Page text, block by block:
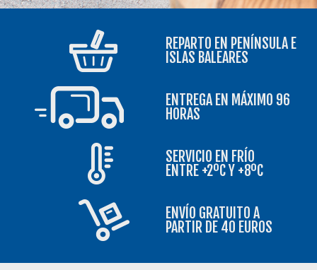
REPARTO EN PENÍNSULA E
ISLAS BALEARES
ENTREGA EN MÁXIMO 96
HORAS
SERVICIO EN FRÍO
ENTRE +2ºC Y +8ºC
ENVÍO GRATUITO A
PARTIR DE 40 EUROS